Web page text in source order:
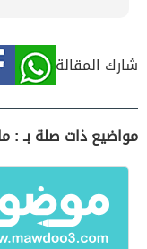
شارك المقالة
مواضيع ذات صلة بـ :